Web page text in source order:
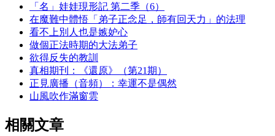
「名」娃娃現形記 第二季（6）
在魔難中體悟「弟子正念足，師有回天力」的法理
看不上別人也是嫉妒心
做個正法時期的大法弟子
欲得反失的教訓
真相期刊：《還原》（第21期）
正見廣播（音頻）：幸運不是偶然
山風吹作滿窗雲
相關文章